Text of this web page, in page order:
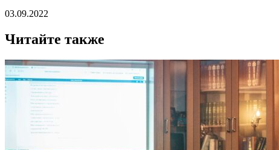
03.09.2022
Читайте также